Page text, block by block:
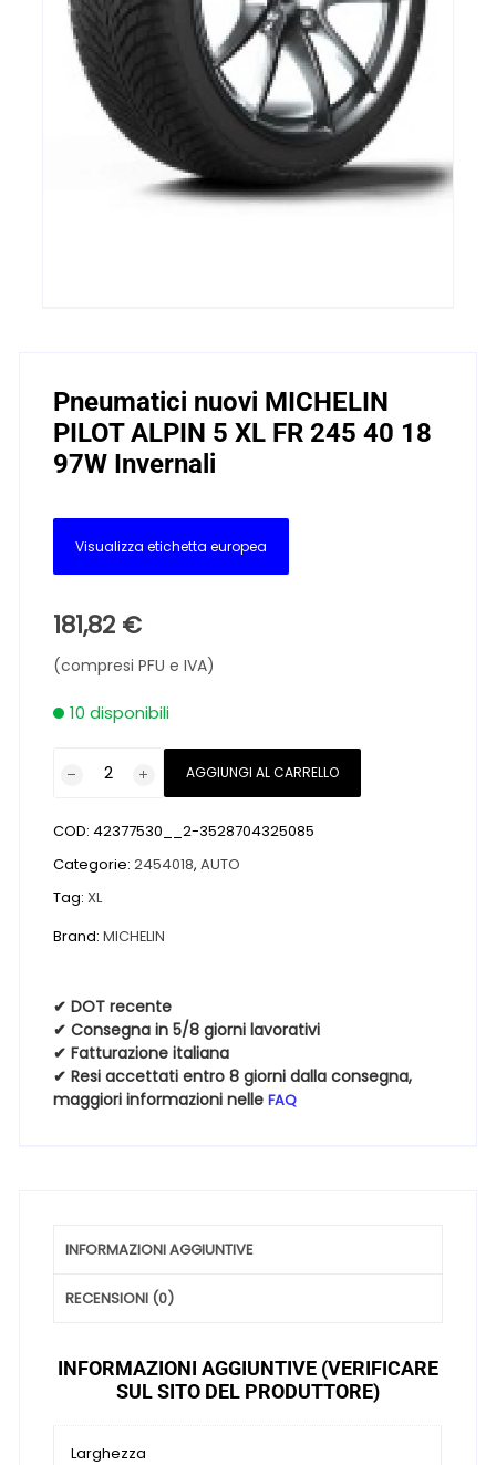
Pneumatici nuovi MICHELIN
PILOT ALPIN 5 XL FR 245 40 18
97W Invernali
Visualizza etichetta europea
181,82 €
(compresi PFU e IVA)
10 disponibili
PILOT
ALPIN
5
FR
40
18
97W
Invernali
quantità
AGGIUNGI AL CARRELLO
COD:42377530__2-3528704325085
Categorie:2454018,AUTO
Tag:XL
Brand:MICHELIN
✔ DOT recente
✔ Consegna in 5/8 giorni lavorativi
✔ Fatturazione italiana
✔ Resi accettati entro 8 giorni dalla consegna,
maggiori informazioni nelleFAQ
INFORMAZIONI AGGIUNTIVE
RECENSIONI (0)
INFORMAZIONI AGGIUNTIVE (VERIFICARE
SUL SITO DEL PRODUTTORE)
Larghezza